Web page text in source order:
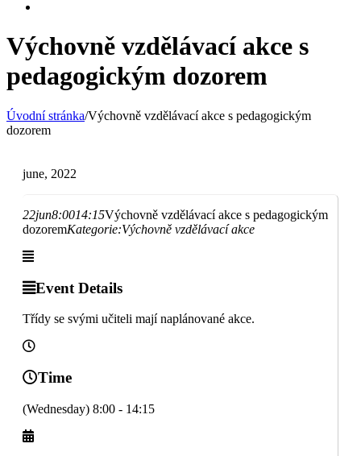
Výchovně vzdělávací akce s
pedagogickým dozorem
Úvodní stránka/Výchovně vzdělávací akce s pedagogickým
dozorem
june, 2022
22jun8:0014:15Výchovně vzdělávací akce s pedagogickým
dozoremKategorie:Výchovně vzdělávací akce
Event Details
Třídy se svými učiteli mají naplánované akce.
Time
(Wednesday) 8:00 - 14:15